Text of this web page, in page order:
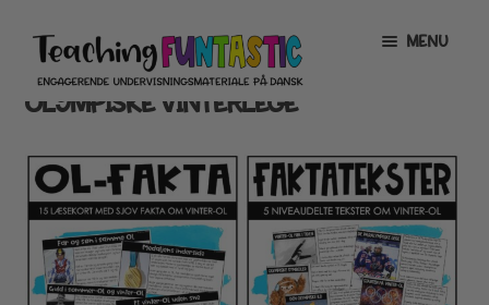
Spring
navigation
Spring
indhold
MENU
CHILD
MENU
MIN KONTO
GRATISMATERIALE
EXPAND
CHILD
MENU
BUTIK
OLYMPISKE VINTERLEGE